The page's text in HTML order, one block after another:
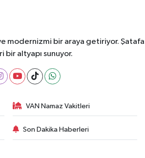
bir araya getiriyor.
bir altyapı sunuyor.
VAN Namaz Vakitleri
Son Dakika Haberleri